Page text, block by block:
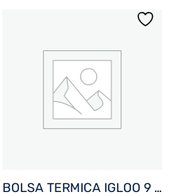
BOLSA TERMICA IGLOO 9 LATAS KIDS SQUARE LUNCH AZUL 64302